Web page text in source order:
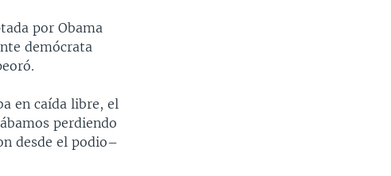
por Obama
demócrata
en caída libre, el
perdiendo
desde el podio–